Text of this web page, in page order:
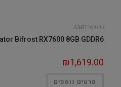
כרטיסי AMD
Bifrost RX7600 8GB GDDR6
₪1,619.00
פרטים נוספים